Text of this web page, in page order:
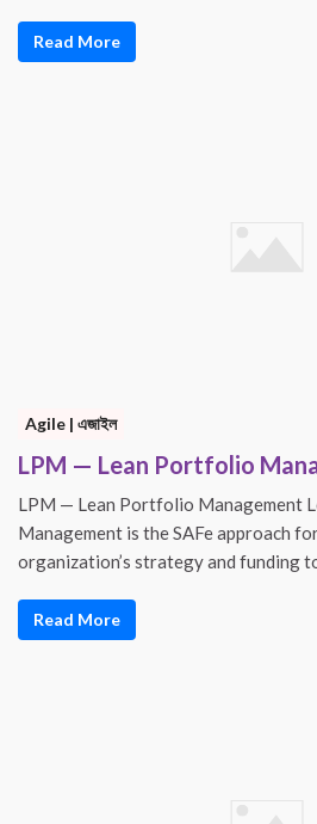
Read More
Agile | এজাইল
LPM — Lean Portfolio
LPM — Lean Portfolio Management
Management is the SAFe approach
organization’s strategy and funding
Read More